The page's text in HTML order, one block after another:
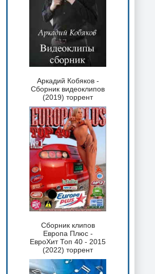
Аркадий Кобяков -
Сборник видеоклипов
(2019) торрент
Сборник клипов
Европа Плюс -
ЕвроХит Топ 40 - 2015
(2022) торрент